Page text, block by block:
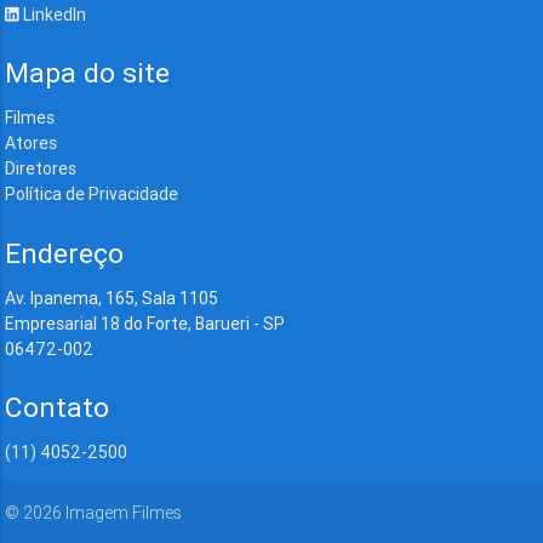
LinkedIn
Mapa do site
Filmes
Atores
Diretores
Política de Privacidade
Endereço
Av. Ipanema, 165, Sala 1105
Empresarial 18 do Forte, Barueri - SP
06472-002
Contato
(11) 4052-2500
© 2026 Imagem Filmes